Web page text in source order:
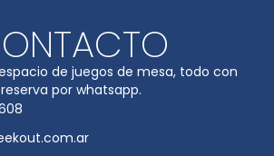
de juegos de mesa, todo con
reserva por whatsapp.